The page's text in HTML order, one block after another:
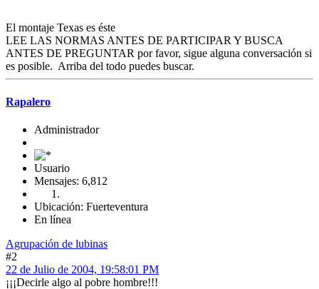
El montaje Texas es éste
LEE LAS NORMAS ANTES DE PARTICIPAR Y BUSCA
ANTES DE PREGUNTAR por favor, sigue alguna conversación si
es posible. Arriba del todo puedes buscar.
Rapalero
Administrador
Usuario
Mensajes: 6,812
Ubicación: Fuerteventura
En línea
Agrupación de lubinas
#2
22 de Julio de 2004, 19:58:01 PM
¡¡¡Decirle algo al pobre hombre!!!